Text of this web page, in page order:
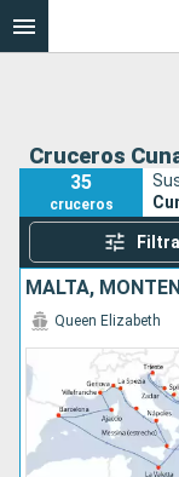
Cruceros
35
cruceros
Queen Elizabeth